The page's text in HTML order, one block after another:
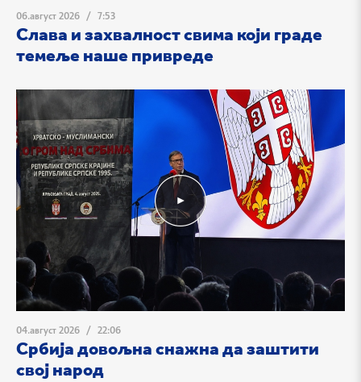
06.август 2026 / 7:53
Слава и захвалност свима који граде
темеље наше привреде
04.август 2026 / 22:06
Србија довољна снажна да заштити
свој народ